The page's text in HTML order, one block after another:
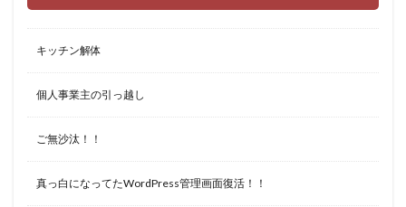
キッチン解体
個人事業主の引っ越し
ご無沙汰！！
真っ白になってたWordPress管理画面復活！！